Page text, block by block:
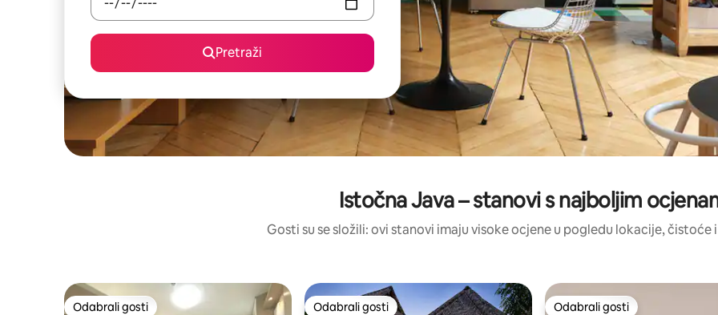
Pretraži
Istočna Java – stanovi s najboljim
Gosti su se složili: ovi stanovi imaju visoke ocjene u pogledu lokacije,
Odabrali gosti Odabrali gosti Odabrali gosti